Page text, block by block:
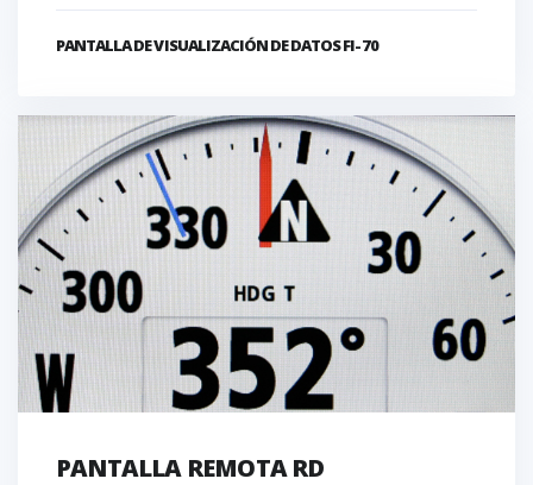
PANTALLA DE VISUALIZACIÓN DE DATOS FI-70
PANTALLA REMOTA RD